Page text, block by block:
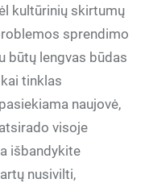
kultūrinių skirtumų
sprendimo
būtų lengvas būdas
tinklas
naujovė,
visoje
išbandykite
nusivilti,